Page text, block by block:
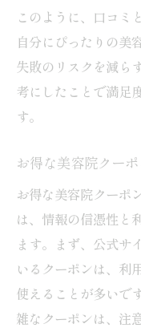
このように、口コミ
自分にぴったりの美
失敗のリスクを減ら
考にしたことで満足
す。
お得な美容院クー
お得な美容院クーポ
は、情報の信憑性と
ます。まず、公式サ
いるクーポンは、利
使えることが多いで
雑なクーポンは、注